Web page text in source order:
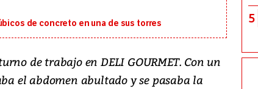
de concreto en una de sus torres
de trabajo en DELI GOURMET. Con un
el abdomen abultado y se pasaba la
5